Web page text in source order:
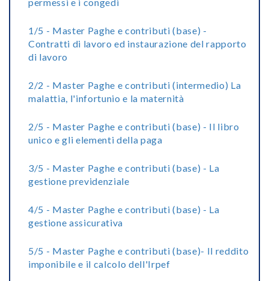
1/5 - Master Paghe e contributi (base) -
Contratti di lavoro ed instaurazione del rapporto
di lavoro
2/2 - Master Paghe e contributi (intermedio) La
malattia, l'infortunio e la maternità
2/5 - Master Paghe e contributi (base) - Il libro
unico e gli elementi della paga
3/5 - Master Paghe e contributi (base) - La
gestione previdenziale
4/5 - Master Paghe e contributi (base) - La
gestione assicurativa
5/5 - Master Paghe e contributi (base)- Il reddito
imponibile e il calcolo dell'Irpef